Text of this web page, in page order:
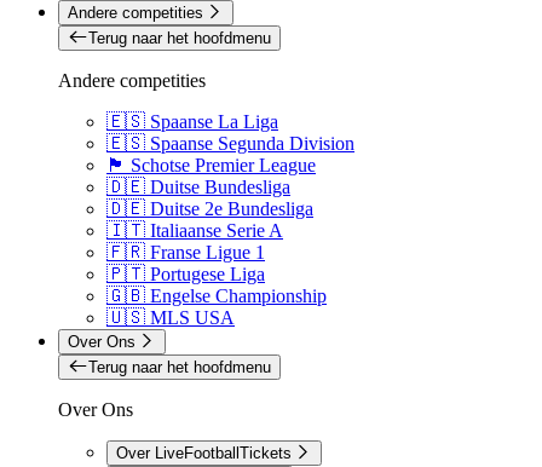
Andere competities
Terug naar het hoofdmenu
Andere competities
🇪🇸 Spaanse La Liga
🇪🇸 Spaanse Segunda Division
🏴󠁧󠁢󠁳󠁣󠁴󠁿 Schotse Premier League
🇩🇪 Duitse Bundesliga
🇩🇪 Duitse 2e Bundesliga
🇮🇹 Italiaanse Serie A
🇫🇷 Franse Ligue 1
🇵🇹 Portugese Liga
🇬🇧 Engelse Championship
🇺🇸 MLS USA
Over Ons
Terug naar het hoofdmenu
Over Ons
Over LiveFootballTickets